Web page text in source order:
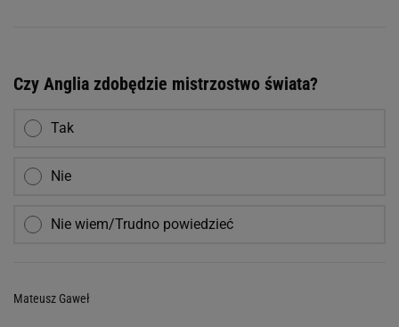
Czy Anglia zdobędzie mistrzostwo świata?
Tak
Nie
Nie wiem/Trudno powiedzieć
Mateusz Gaweł